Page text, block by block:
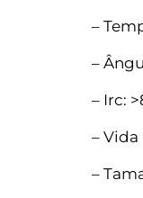
–
–
– Irc:
– Vida
–